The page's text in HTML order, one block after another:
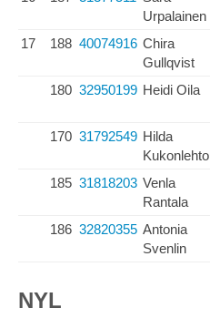
Urpalainen
17 188 40074916 Chira
Gullqvist
180 32950199 Heidi Oila
170 31792549 Hilda
Kukonlehto
185 31818203 Venla
Rantala
186 32820355 Antonia
Svenlin
NYL